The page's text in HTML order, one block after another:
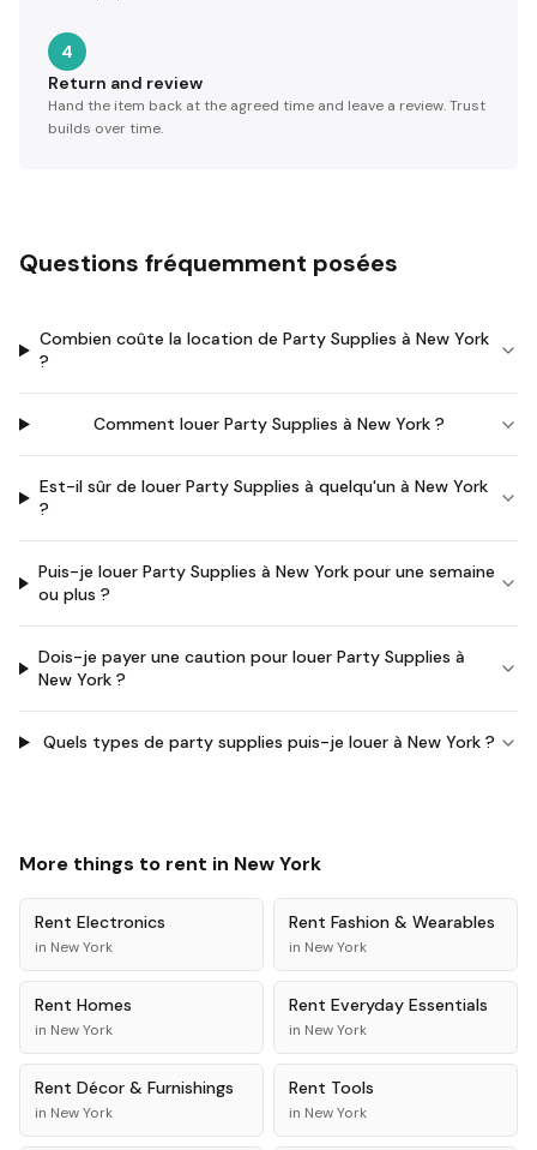
4
Return and review
Hand the item back at the agreed time and leave a review. Trust
builds over time.
Questions fréquemment posées
Combien coûte la location de Party Supplies à New York
?
Comment louer Party Supplies à New York ?
Est-il sûr de louer Party Supplies à quelqu'un à New York
?
Puis-je louer Party Supplies à New York pour une semaine
ou plus ?
Dois-je payer une caution pour louer Party Supplies à
New York ?
Quels types de party supplies puis-je louer à New York ?
More things to rent in New York
Rent Electronics
in New York
Rent Fashion & Wearables
in New York
Rent Homes
in New York
Rent Everyday Essentials
in New York
Rent Décor & Furnishings
in New York
Rent Tools
in New York